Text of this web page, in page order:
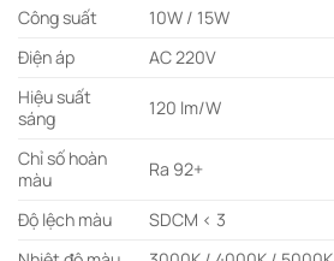
Công suất
10W / 15W
Điện áp
AC 220V
Hiệu suất
sáng
120 lm/W
Chỉ số hoàn
màu
Ra 92+
Độ lệch màu
SDCM < 3